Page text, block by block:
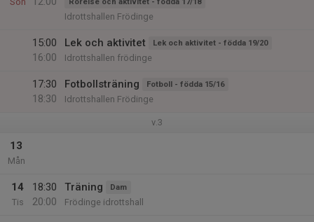
Idrottshallen Frödinge
15:00
16:00
Lek och aktivitet Lek och aktivitet - födda 19/20
Idrottshallen frödinge
17:30
18:30
Fotbollsträning Fotboll - födda 15/16
Idrottshallen Frödinge
v.3
13
Mån
14
Tis
18:30
20:00
Träning Dam
Frödinge idrottshall